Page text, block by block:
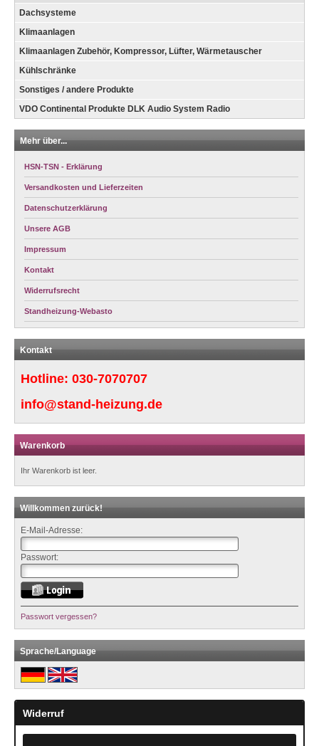
Dachsysteme
Klimaanlagen
Klimaanlagen Zubehör, Kompressor, Lüfter, Wärmetauscher
Kühlschränke
Sonstiges / andere Produkte
VDO Continental Produkte DLK Audio System Radio
Mehr über...
HSN-TSN - Erklärung
Versandkosten und Lieferzeiten
Datenschutzerklärung
Unsere AGB
Impressum
Kontakt
Widerrufsrecht
Standheizung-Webasto
Kontakt
Hotline: 030-7070707
info@stand-heizung.de
Warenkorb
Ihr Warenkorb ist leer.
Willkommen zurück!
E-Mail-Adresse:
Passwort:
Passwort vergessen?
Sprache/Language
Widerruf